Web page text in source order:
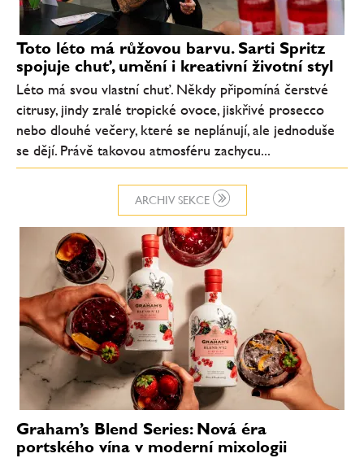
ARCHIV SEKCE
Toto léto má růžovou barvu. Sarti Spritz
spojuje chuť, umění i kreativní životní styl
Léto má svou vlastní chuť. Někdy připomíná čerstvé
citrusy, jindy zralé tropické ovoce, jiskřivé prosecco
nebo dlouhé večery, které se neplánují, ale jednoduše
se dějí. Právě takovou atmosféru zachycu...
Graham’s Blend Series: Nová éra
portského vína v moderní mixologii